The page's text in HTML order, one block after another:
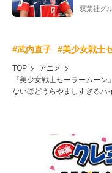
双葉社グ
#武内直子 #美少女戦士
TOP
アニメ
『美少女戦士セーラームー
ないほどうらやましすぎるハ